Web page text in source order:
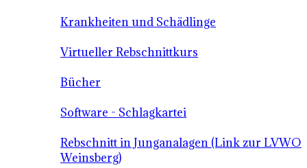
Krankheiten und Schädlinge
Virtueller Rebschnittkurs
Bücher
Software - Schlagkartei
Rebschnitt in Junganalagen (Link zur LVWO
Weinsberg)